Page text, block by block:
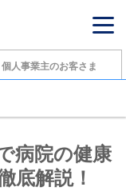
人事業主のお客さま
病院の健康
底解説！